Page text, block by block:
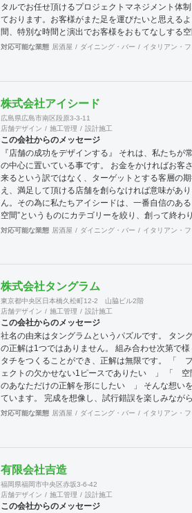
タルでお任せ頂けるプロジェクトマネジメント体制
ております。お客様がまた足を運びたいと思える
間、特別な時間と演出でお客様をおもてなしする
買意欲に働きかけるレイアウトとVMD、ブランド
ジ、コストに関する不安要素、 新規オープン、移
にお問い合わせください。
対応可能な業態 居酒屋 ダイニング・バー イタリアン・
株式会社アイシード
広島県広島市南区段原3-3-11
店舗デザイン
施工管理 設計施工
この会社からのメッセージ
『店舗の成功をデザインする』 それは、私たちが
の中心に置いている事です。 お金をかければお客
来るという訳ではなく、ターゲットとする客層の
え、満足して頂ける店舗を創らなければ意味があ
ん。その為に私たちアイシードは、一番自信のある
空間”というものにカテゴリーを絞り、創って終わ
なく、５年先、10年先を見据えながら、お客様の
対応可能な業態 居酒屋 ダイニング・バー イタリアン・
株式会社タングラム
東京都中央区日本橋久松町12-2 山脇ビル2階
店舗デザイン
施工管理 設計施工
この会社からのメッセージ
社名の由来はタングラムというパズルです。 タン
の正解は1つではありません。 組み合わせ次第で様
タチをつくることができ、正解は無限です。 「
ェクトの欠かせない1ピースでありたい 」 「 空
のあなただけの正解を形にしたい 」 そんな想い
ています。 完成を想像し、試行錯誤を楽しみなが
緒にワクワクしたいと思っています。
対応可能な業態 居酒屋 ダイニング・バー イタリアン・
有限会社吉造
福岡県福岡市中央区赤坂3-6-42
店舗デザイン
施工管理 設計施工
この会社からのメッセージ